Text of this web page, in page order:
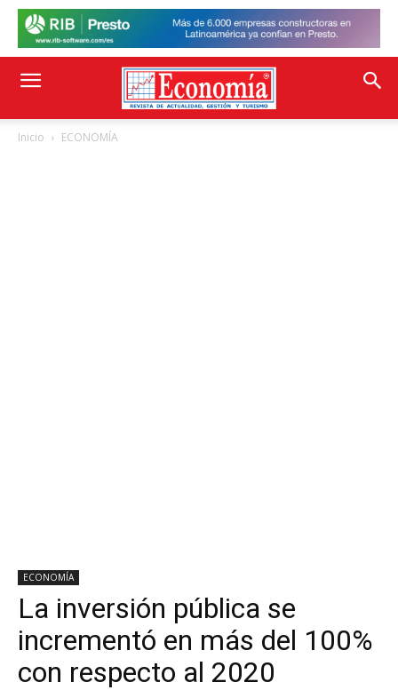
Inicio ECONOMÍA
ECONOMÍA
La inversión pública se
incrementó en más del 100%
con respecto al 2020